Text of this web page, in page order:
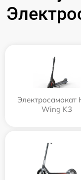
Электросамокат
Wing K3